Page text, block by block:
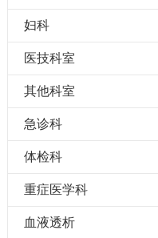
妇科
医技科室
其他科室
急诊科
体检科
重症医学科
血液透析